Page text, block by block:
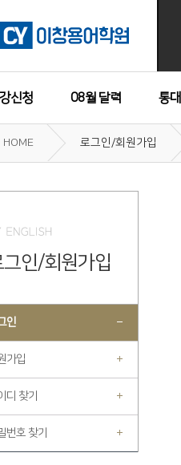
신청 08월 달력 통
강후기
HOME 로그인/회원가입
그인/회원가입
인
가입
디 찾기
번호 찾기